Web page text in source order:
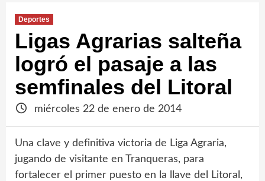
Deportes
Ligas Agrarias salteña
logró el pasaje a las
semfinales del Litoral
miércoles 22 de enero de 2014
Una clave y definitiva victoria de Liga Agraria,
jugando de visitante en Tranqueras, para
fortalecer el primer puesto en la llave del Litoral,